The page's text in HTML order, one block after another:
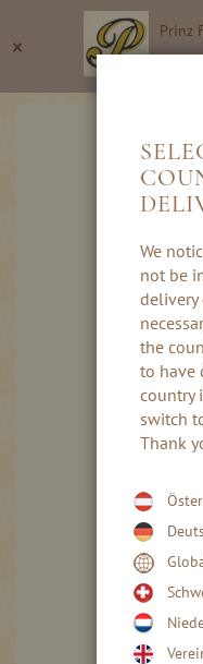
× Prinz
Inhalt
We
not be
delivery
the
to have
country
switch
Thank